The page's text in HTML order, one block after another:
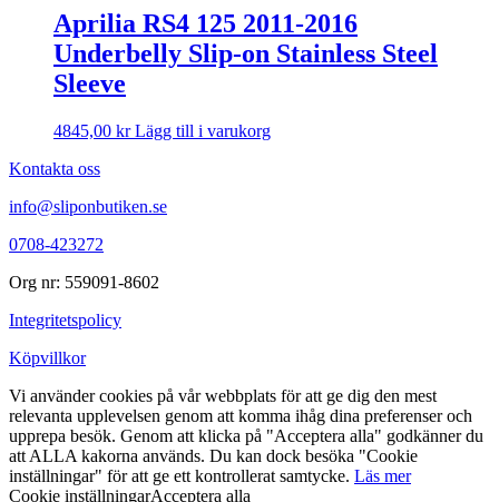
Aprilia RS4 125 2011-2016
Underbelly Slip-on Stainless Steel
Sleeve
4845,00 kr Lägg till i varukorg
Kontakta oss
info@sliponbutiken.se
0708-423272
Org nr: 559091-8602
Integritetspolicy
Köpvillkor
Vi använder cookies på vår webbplats för att ge dig den mest
relevanta upplevelsen genom att komma ihåg dina preferenser och
upprepa besök. Genom att klicka på "Acceptera alla" godkänner du
att ALLA kakorna används. Du kan dock besöka "Cookie
inställningar" för att ge ett kontrollerat samtycke. Läs mer
Cookie inställningarAcceptera alla